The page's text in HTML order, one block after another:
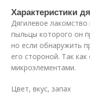
Характеристики
Дягилевое лакомство
пыльцы которого он
но если обнаружить
его стороной. Так
микроэлементами.
Цвет, вкус, запах